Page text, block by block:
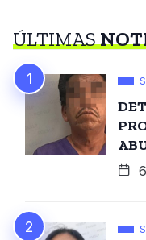
ÚLTIMAS